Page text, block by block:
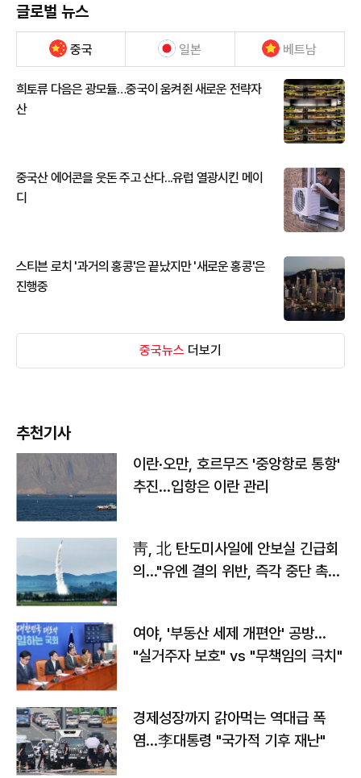
글로벌 뉴스
중국 일본 베트남
희토류 다음은 광모듈…중국이 움켜쥔 새로운 전략자
산
중국산 에어콘을 웃돈 주고 산다...유럽 열광시킨 메이
디
스티븐 로치 '과거의 홍콩'은 끝났지만 '새로운 홍콩'은
진행중
중국뉴스 더보기
추천기사
이란·오만, 호르무즈 '중앙항로 통항'
추진…입항은 이란 관리
靑, 北 탄도미사일에 안보실 긴급회
의…"유엔 결의 위반, 즉각 중단 촉
여야, '부동산 세제 개편안' 공방…
"실거주자 보호" vs "무책임의 극치"
경제성장까지 갉아먹는 역대급 폭
염…李대통령 "국가적 기후 재난"